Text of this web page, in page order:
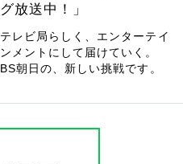
グ放送中！」
テレビ局らしく、エンターテイ
ンメントにして届けていく。
BS朝日の、新しい挑戦です。